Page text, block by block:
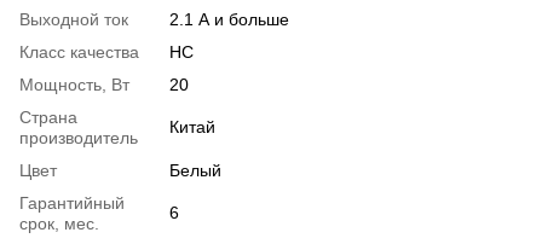
Выходной ток
2.1 А и больше
Класс качества
HC
Мощность, Вт
20
Страна
производитель
Китай
Цвет
Белый
Гарантийный
срок, мес.
6